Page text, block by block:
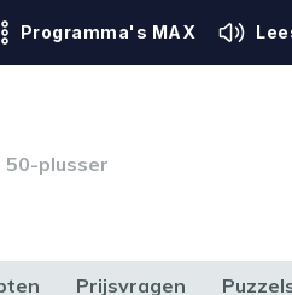
Programma's MAX
50-plusser
Prijsvragen